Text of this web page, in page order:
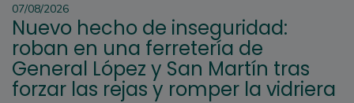
07/08/2026
Nuevo hecho de inseguridad:
roban en una ferretería de
General López y San Martín tras
forzar las rejas y romper la vidriera